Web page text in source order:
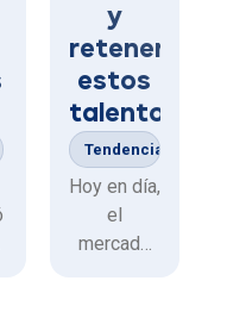
y
retener
estos
talentos
Tendencias RRHH
Hoy en día,
el
mercado